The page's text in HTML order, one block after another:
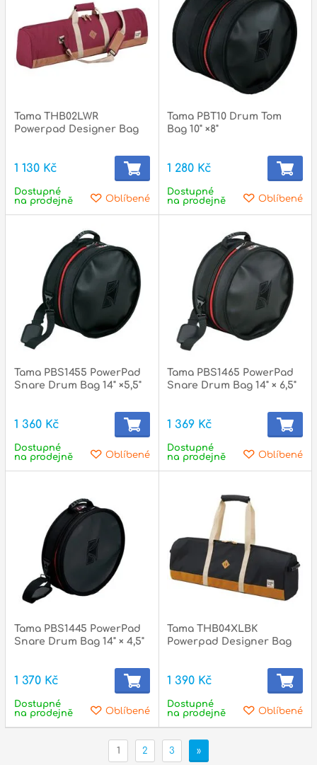
Tama THB02LWR
Powerpad Designer Bag
1 130 Kč
Oblíbené
Dostupné
na prodejně
Tama PBT10 Drum Tom
Bag 10" ×8"
1 280 Kč
Oblíbené
Dostupné
na prodejně
Tama PBS1455 PowerPad
Snare Drum Bag 14" ×5,5"
1 360 Kč
Oblíbené
Dostupné
na prodejně
Tama PBS1465 PowerPad
Snare Drum Bag 14" × 6,5"
1 369 Kč
Oblíbené
Dostupné
na prodejně
Tama PBS1445 PowerPad
Snare Drum Bag 14" × 4,5"
1 370 Kč
Oblíbené
Dostupné
na prodejně
Tama THB04XLBK
Powerpad Designer Bag
1 390 Kč
Oblíbené
Dostupné
na prodejně
1 2 3 »